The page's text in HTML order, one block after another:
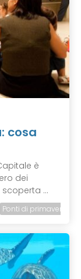
cosa
è
dei
...
Ponti di primavera